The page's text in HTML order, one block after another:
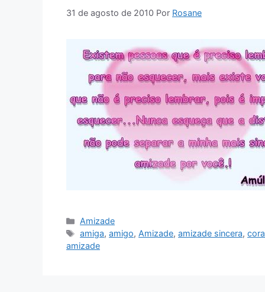
31 de agosto de 2010 Por Rosane
Categorias
Amizade
Tags
amiga,amigo,Amizade,amizade sincera,
amizade